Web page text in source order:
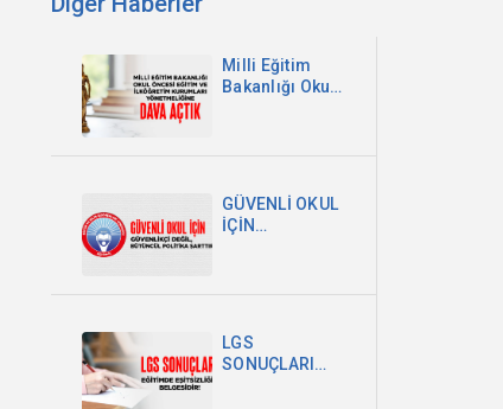
Milli Eğitim
Bakanlığı Okul
Dava Açtık
GÜVENLİ OKUL
İÇİN
ŞARTTIR
LGS
SONUÇLARI